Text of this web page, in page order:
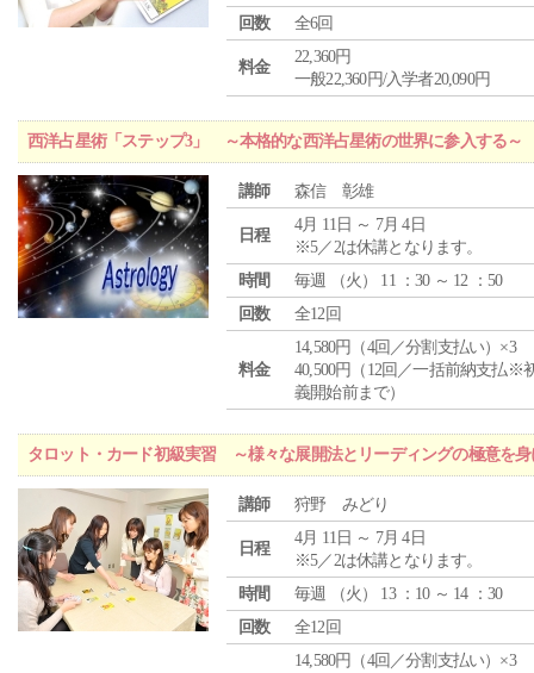
回数 全6回
料金
22,360円
一般22,360円/入学者20,090円
西洋占星術「ステップ3」 ～本格的な西洋占星術の世界に参入する～
講師 森信 彰雄
日程
4月 11日 ～ 7月 4日
※5／2は休講となります。
時間
毎週 （火 ） 11 ：30 ～ 12 ：50
回数
全12回
料金
14,580円（4回／分割支払い）×3
40,500円（12回／一括前納支払※
義開始前まで）
タロット・カード初級実習 ～様々な展開法とリーディングの極意を身
講師 狩野 みどり
日程
4月 11日 ～ 7月 4日
※5／2は休講となります。
時間
毎週 （火 ） 13 ：10 ～ 14 ：30
回数
全12回
14,580円（4回／分割支払い）×3